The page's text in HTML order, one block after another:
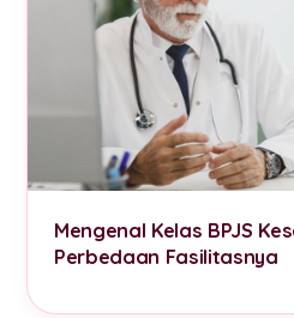
Mengenal Kelas BPJS
Perbedaan Fasilitasnya